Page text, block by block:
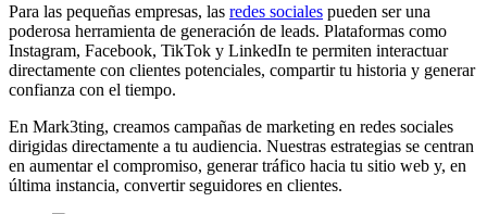
Para las pequeñas empresas, las redes sociales pueden ser una
poderosa herramienta de generación de leads. Plataformas como
Instagram, Facebook, TikTok y LinkedIn te permiten interactuar
directamente con clientes potenciales, compartir tu historia y generar
confianza con el tiempo.
En Mark3ting, creamos campañas de marketing en redes sociales
dirigidas directamente a tu audiencia. Nuestras estrategias se centran
en aumentar el compromiso, generar tráfico hacia tu sitio web y, en
última instancia, convertir seguidores en clientes.